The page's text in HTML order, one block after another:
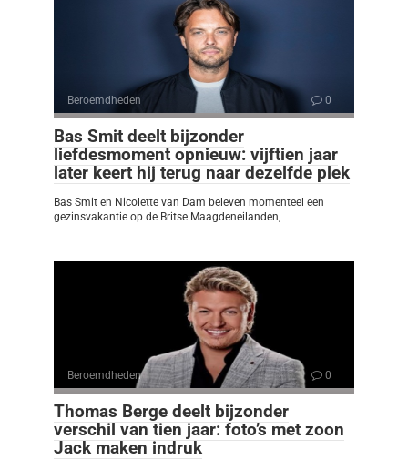
Beroemdheden 0
Bas Smit deelt bijzonder
liefdesmoment opnieuw: vijftien jaar
later keert hij terug naar dezelfde plek
Bas Smit en Nicolette van Dam beleven momenteel een
gezinsvakantie op de Britse Maagdeneilanden,
Beroemdheden 0
Thomas Berge deelt bijzonder
verschil van tien jaar: foto’s met zoon
Jack maken indruk